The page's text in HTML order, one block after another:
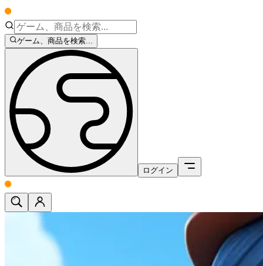
ゲーム、商品を検索...
ログイン